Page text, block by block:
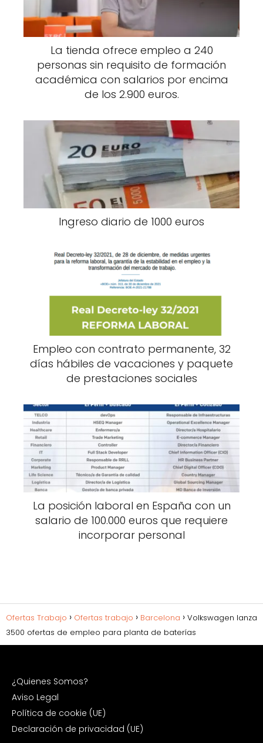
La tienda ofrece empleo a 240
personas sin requisito de formación
académica con salarios por encima
de los 2.900 euros.
Ingreso diario de 1000 euros
Empleo con contrato permanente, 32
días hábiles de vacaciones y paquete
de prestaciones sociales
La posición laboral en España con un
salario de 100.000 euros que requiere
incorporar personal
Ofertas Trabajo Ofertas trabajo Barcelona
Volkswagen lanza
3500 ofertas de empleo para planta de baterías
¿Quienes Somos?
Aviso Legal
Política de cookie (UE)
Declaración de privacidad (UE)